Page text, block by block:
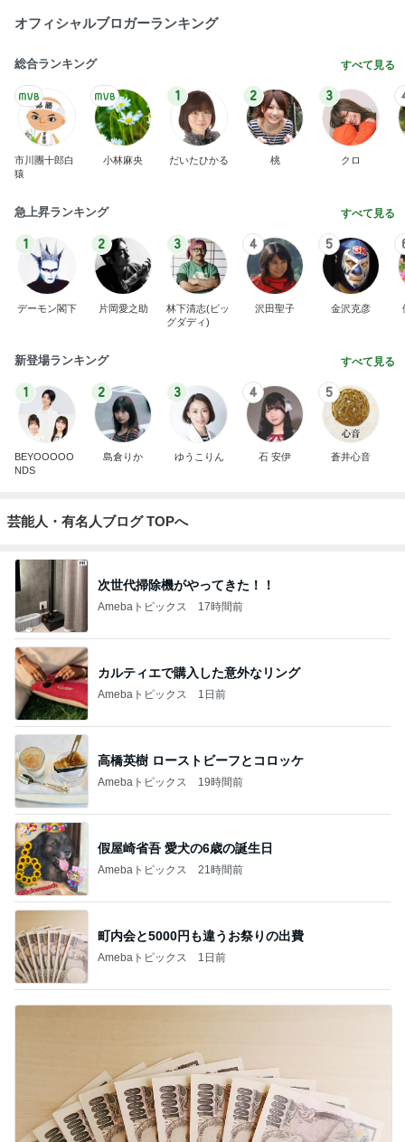
オフィシャルブロガーランキング
総合ランキング すべて見る
市川團十郎白
猿
小林麻央
1
だいたひかる
2
桃
3
クロ
急上昇ランキング すべて見る
1
デーモン閣下
2
片岡愛之助
3
林下清志(ビッ
グダディ)
4
沢田聖子
5
金沢克彦
新登場ランキング すべて見る
1
BEYOOOOO
NDS
2
島倉りか
3
ゆうこりん
4
石 安伊
5
蒼井心音
芸能人・有名人ブログ TOPへ
次世代掃除機がやってきた！！
Amebaトピックス 17時間前
カルティエで購入した意外なリング
Amebaトピックス 1日前
高橋英樹 ローストビーフとコロッケ
Amebaトピックス 19時間前
假屋崎省吾 愛犬の6歳の誕生日
Amebaトピックス 21時間前
町内会と5000円も違うお祭りの出費
Amebaトピックス 1日前